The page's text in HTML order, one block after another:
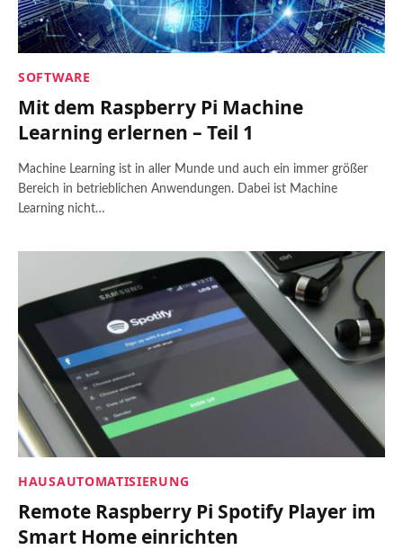
SOFTWARE
Mit dem Raspberry Pi Machine
Learning erlernen – Teil 1
Machine Learning ist in aller Munde und auch ein immer größer
Bereich in betrieblichen Anwendungen. Dabei ist Machine
Learning nicht…
HAUSAUTOMATISIERUNG
Remote Raspberry Pi Spotify Player im
Smart Home einrichten